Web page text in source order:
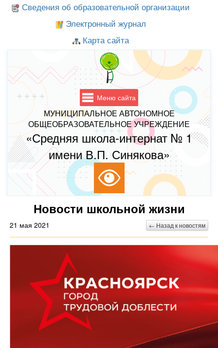
Сведения об образовательной организации
Электронный журнал
Карта сайта
Меню сайта
МУНИЦИПАЛЬНОЕ АВТОНОМНОЕ
ОБЩЕОБРАЗОВАТЕЛЬНОЕ УЧРЕЖДЕНИЕ
«Средняя школа-интернат № 1
имени В.П. Синякова»
Новости школьной жизни
21 мая 2021 ← Назад к новостям